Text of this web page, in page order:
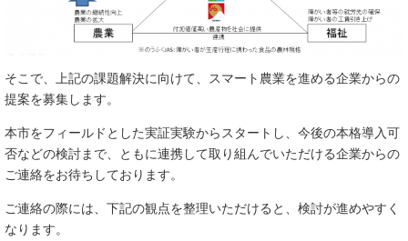
そこで、上記の課題解決に向けて、スマート農業を進める企業からの
提案を募集します。
本市をフィールドとした実証実験からスタートし、今後の本格導入可
否などの検討まで、ともに連携して取り組んでいただける企業からの
ご連絡をお待ちしております。
ご連絡の際には、下記の観点を整理いただけると、検討が進めやすく
なります。